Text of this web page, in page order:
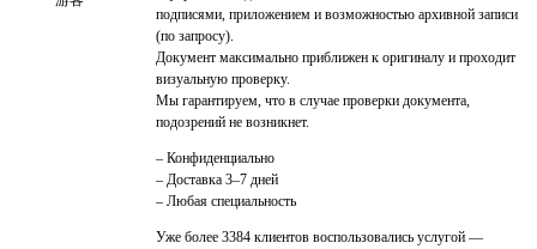
подписями, приложением и возможностью архивной записи
(по запросу).
Документ максимально приближен к оригиналу и проходит
визуальную проверку.
Мы гарантируем, что в случае проверки документа,
подозрений не возникнет.
– Конфиденциально
– Доставка 3–7 дней
– Любая специальность
Уже более 3384 клиентов воспользовались услугой —